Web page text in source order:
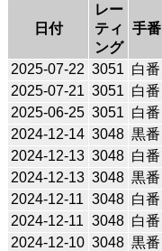
日付
レー
ティ
ング
手番
2025-07-22 3051 白番
2025-07-21 3051 白番
2025-06-25 3051 白番
2024-12-14 3048 黒番
2024-12-13 3048 白番
2024-12-13 3048 黒番
2024-12-11 3048 白番
2024-12-11 3048 白番
2024-12-10 3048 黒番